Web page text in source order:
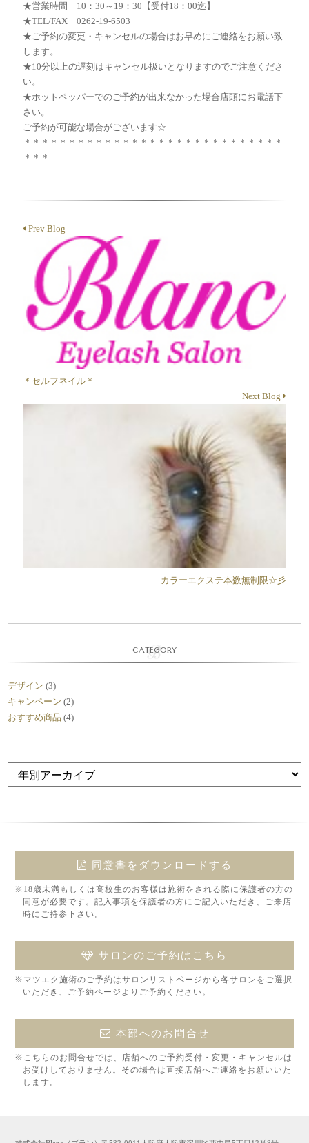
★営業時間 10：30～19：30【受付18：00迄】
★TEL/FAX 0262-19-6503
★ご予約の変更・キャンセルの場合はお早めにご連絡をお願い致
します。
★10分以上の遅刻はキャンセル扱いとなりますのでご注意くださ
い。
★ホットペッパーでのご予約が出来なかった場合店頭にお電話下
さい。
ご予約が可能な場合がございます☆
＊＊＊＊＊＊＊＊＊＊＊＊＊＊＊＊＊＊＊＊＊＊＊＊＊＊＊＊＊
＊＊＊
Prev Blog
＊セルフネイル＊
Next Blog
カラーエクステ本数無制限☆彡
CATEGORY
デザイン (3)
キャンペーン (2)
おすすめ商品 (4)
同意書をダウンロードする
※18歳未満もしくは高校生のお客様は施術をされる際に保護者の方の
同意が必要です。記入事項を保護者の方にご記入いただき、ご来店
時にご持参下さい。
サロンのご予約はこちら
※マツエク施術のご予約はサロンリストページから各サロンをご選択
いただき、ご予約ページよりご予約ください。
本部へのお問合せ
※こちらのお問合せでは、店舗へのご予約受付・変更・キャンセルは
お受けしておりません。その場合は直接店舗へご連絡をお願いいた
します。